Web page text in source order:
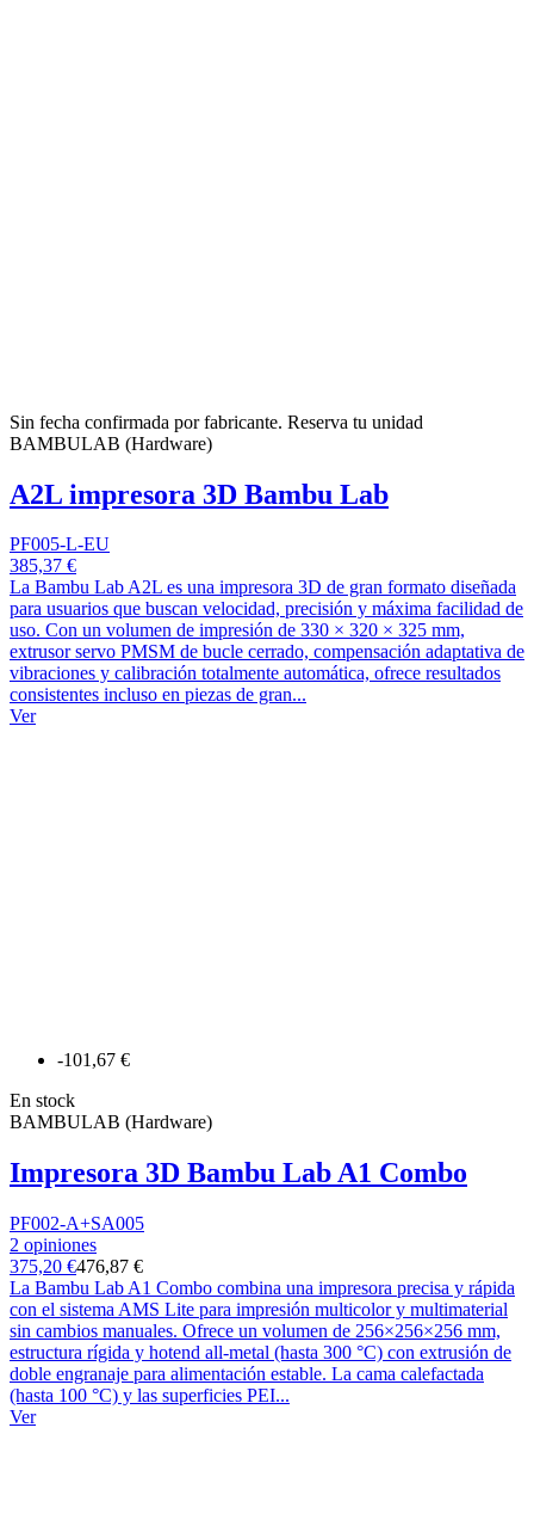
Sin fecha confirmada por fabricante. Reserva tu unidad
BAMBULAB (Hardware)
A2L impresora 3D Bambu Lab
PF005-L-EU
385,37 €
La Bambu Lab A2L es una impresora 3D de gran formato diseñada
para usuarios que buscan velocidad, precisión y máxima facilidad de
uso. Con un volumen de impresión de 330 × 320 × 325 mm,
extrusor servo PMSM de bucle cerrado, compensación adaptativa de
vibraciones y calibración totalmente automática, ofrece resultados
consistentes incluso en piezas de gran...
Ver
-101,67 €
En stock
BAMBULAB (Hardware)
Impresora 3D Bambu Lab A1 Combo
PF002-A+SA005
2 opiniones
375,20 €476,87 €
La Bambu Lab A1 Combo combina una impresora precisa y rápida
con el sistema AMS Lite para impresión multicolor y multimaterial
sin cambios manuales. Ofrece un volumen de 256×256×256 mm,
estructura rígida y hotend all-metal (hasta 300 °C) con extrusión de
doble engranaje para alimentación estable. La cama calefactada
(hasta 100 °C) y las superficies PEI...
Ver